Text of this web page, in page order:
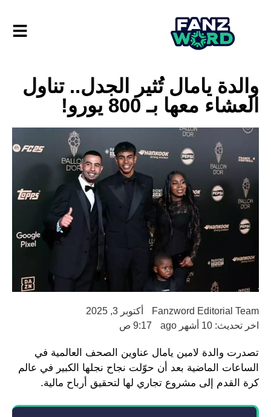
والدة يامال تُثير الجدل.. تناول
العشاء معها بـ 800 يورو!
Fanzword Editorial Team
أكتوبر 3, 2025
اخر تحديث: 10 أشهر ago
9:17 ص
تصدرت والدة لامين يامال عناوين الصحف العالمية في
الساعات الماضية بعد أن حوّلت نجاح نجلها الكبير في عالم
كرة القدم إلى مشروع تجاري لها لتحقيق أرباح مالية.